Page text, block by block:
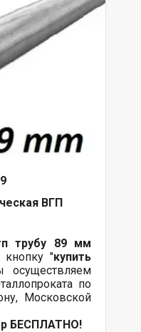
ВГП
трубу 89 мм
кнопку "купить
по
Московской
БЕСПЛАТНО!